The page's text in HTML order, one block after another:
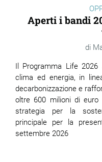
Aperti i bandi
Il Programma Life 2026
clima ed energia, in
decarbonizzazione e
oltre 600 milioni di
strategia per la
principale per la
settembre 2026